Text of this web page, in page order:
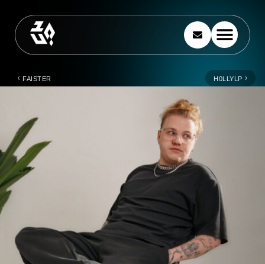
‹ FAISTER ›
H0LLYLP